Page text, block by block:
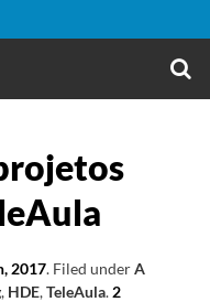
2017. Filed underA
, HDE,TeleAula. 2